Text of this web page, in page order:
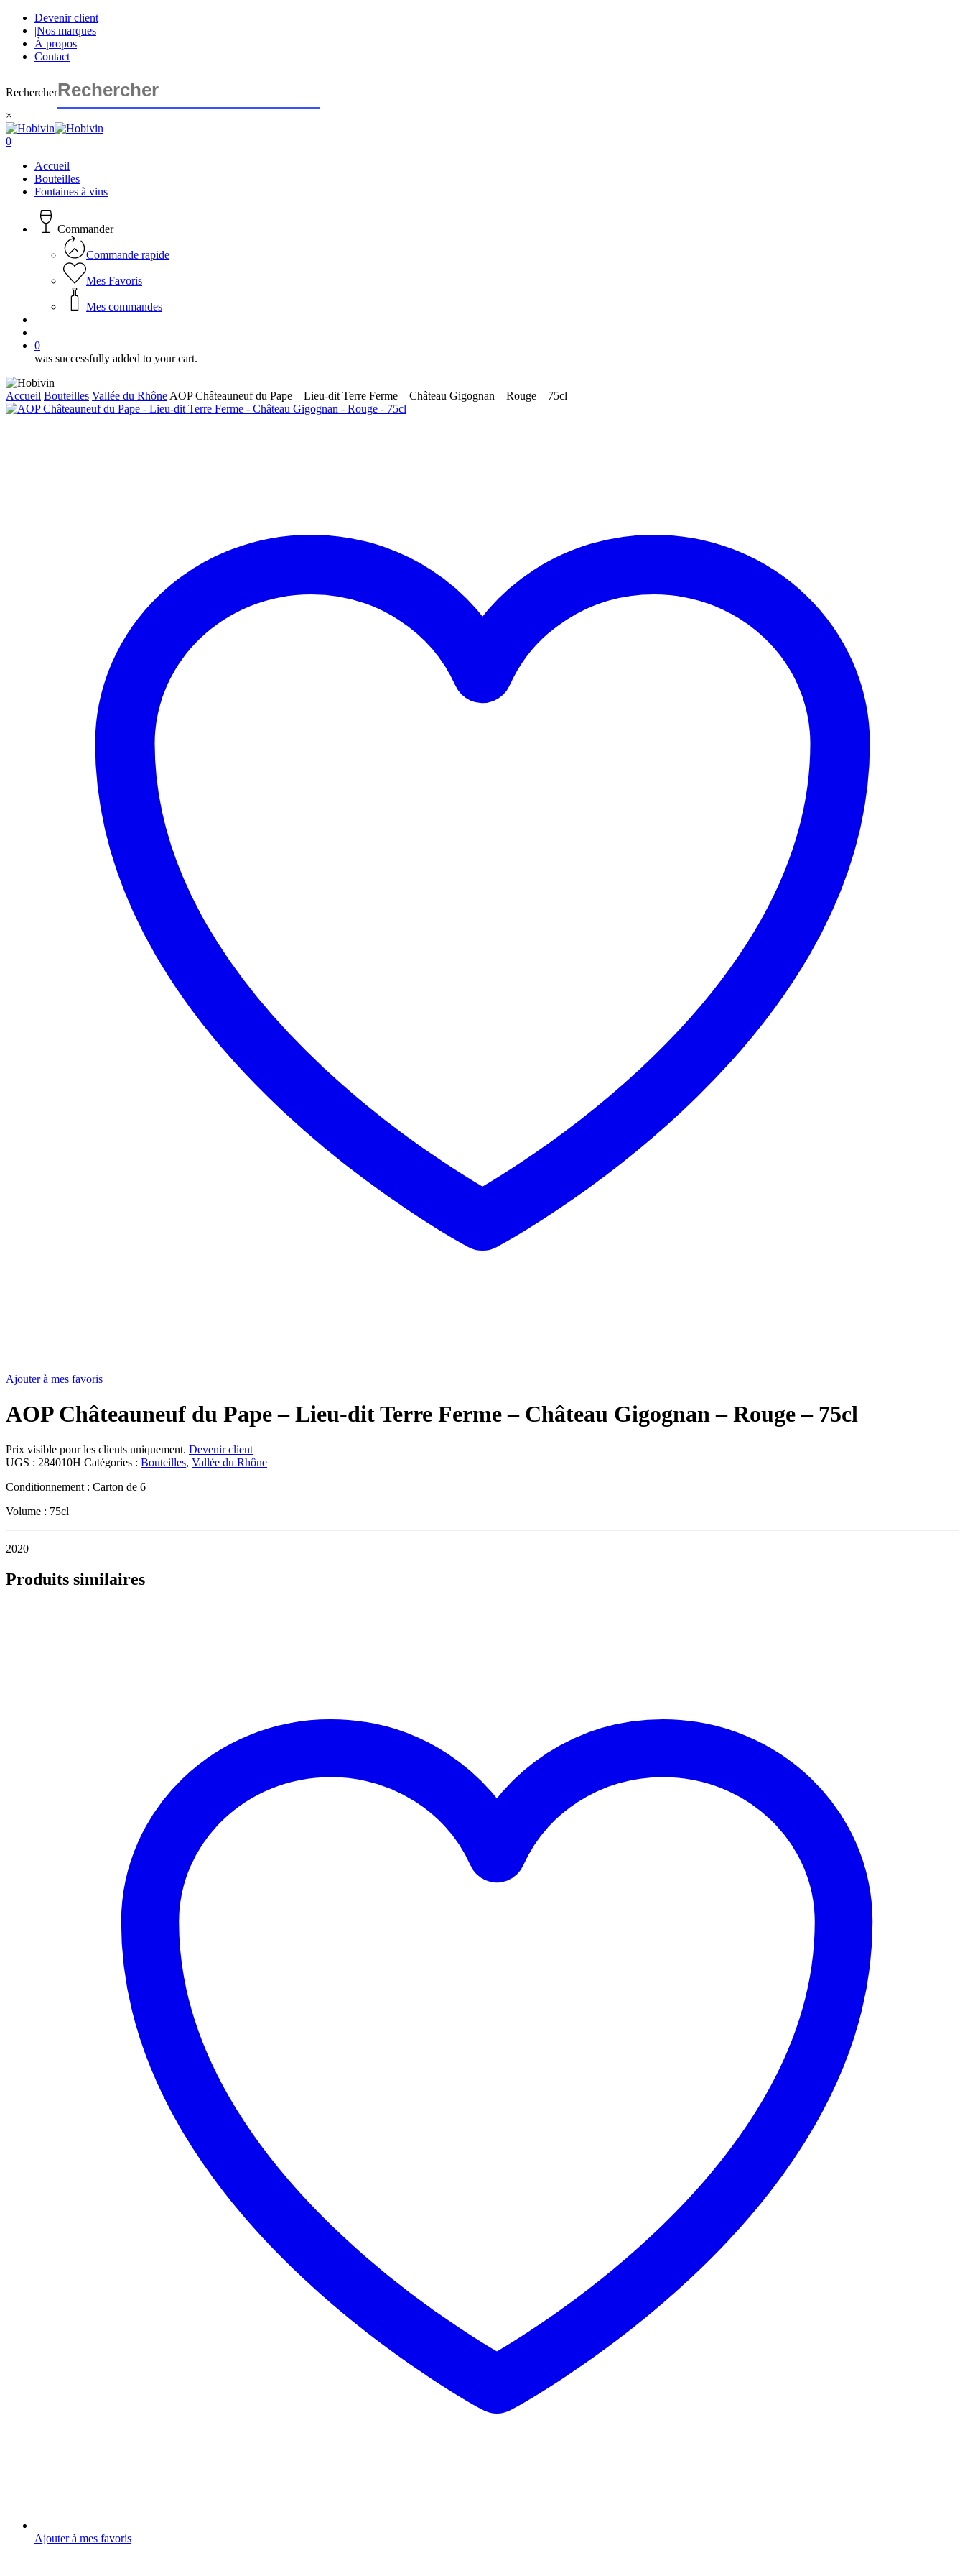
Skip
main
content
Devenir client
|Nos marques
À propos
Contact
Rechercher
×
Close
Search
search
account
0
Accueil
Bouteilles
Fontaines à vins
Commander
Commande rapide
Mes Favoris
Mes commandes
0
was successfully added to your cart.
Accueil Bouteilles Vallée du Rhône AOP Châteauneuf du Pape – Lieu-dit Terre Ferme – Château Gigognan – Rouge – 75cl
Ajouter à mes favoris
AOP Châteauneuf du Pape – Lieu-dit Terre Ferme – Château Gigognan – Rouge – 75cl
Prix visible pour les clients uniquement. Devenir client
UGS : 284010H Catégories : Bouteilles, Vallée du Rhône
Conditionnement : Carton de 6
Volume : 75cl
2020
Produits similaires
Ajouter à mes favoris